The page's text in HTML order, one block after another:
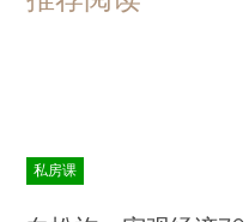
私房课